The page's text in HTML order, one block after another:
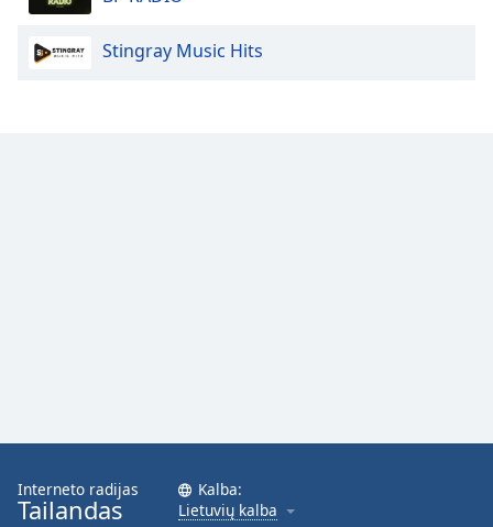
Stingray Music Hits
Interneto radijas
Tailandas
Kalba:
Lietuvių kalba